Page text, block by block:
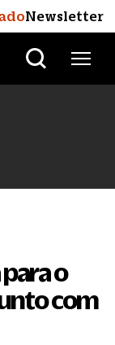
Newsletter
o
com